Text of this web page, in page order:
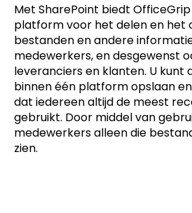
Met SharePoint biedt
platform voor het delen en het
bestanden en andere
medewerkers, en desgewenst
leveranciers en klanten. U kunt
binnen één platform opslaan
dat iedereen altijd de meest
gebruikt. Door middel van
medewerkers alleen die
zien.